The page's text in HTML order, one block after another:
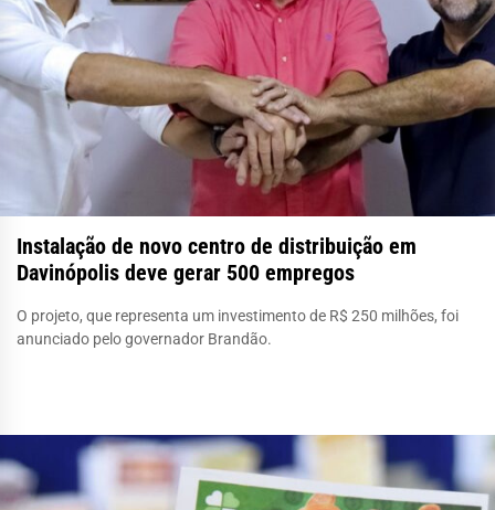
Instalação de novo centro de distribuição em
Davinópolis deve gerar 500 empregos
O projeto, que representa um investimento de R$ 250 milhões, foi
anunciado pelo governador Brandão.